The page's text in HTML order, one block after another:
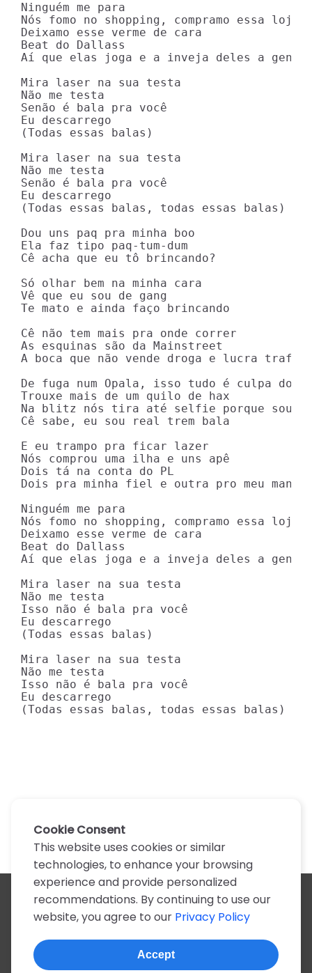
Ninguém me para
Nós fomo no shopping, compramo essa loja
Deixamo esse verme de cara
Beat do Dallass
Aí que elas joga e a inveja deles a gente
Mira laser na sua testa
Não me testa
Senão é bala pra você
Eu descarrego
(Todas essas balas)
Mira laser na sua testa
Não me testa
Senão é bala pra você
Eu descarrego
(Todas essas balas, todas essas balas)
Dou uns paq pra minha boo
Ela faz tipo paq-tum-dum
Cê acha que eu tô brincando?
Só olhar bem na minha cara
Vê que eu sou de gang
Te mato e ainda faço brincando
Cê não tem mais pra onde correr
As esquinas são da Mainstreet
A boca que não vende droga e lucra
De fuga num Opala, isso tudo é culpa do
Trouxe mais de um quilo de hax
Na blitz nós tira até selfie porque sou
Cê sabe, eu sou real trem bala
E eu trampo pra ficar lazer
Nós comprou uma ilha e uns apê
Dois tá na conta do PL
Dois pra minha fiel e outra pro meu mano
Ninguém me para
Nós fomo no shopping, compramo essa loja
Deixamo esse verme de cara
Beat do Dallass
Aí que elas joga e a inveja deles a gente
Mira laser na sua testa
Não me testa
Isso não é bala pra você
Eu descarrego
(Todas essas balas)
Mira laser na sua testa
Não me testa
Isso não é bala pra você
Eu descarrego
(Todas essas balas, todas essas balas)
All artists
A
B C D E F G H I J K
N
O P Q R S T U V W X
Z
0-9
Cookie Consent
This website uses cookies or similar
technologies, to enhance your browsing
experience and provide personalized
recommendations. By continuing to use our
website, you agree to our Privacy Policy
Accept